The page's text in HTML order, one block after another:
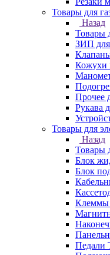
Товары для
Назад
Товары
ЗИП для
Кожухи
Прочее
Рукава
Товары для
Назад
Товары
Блок
Блок
Клеммы
Педали